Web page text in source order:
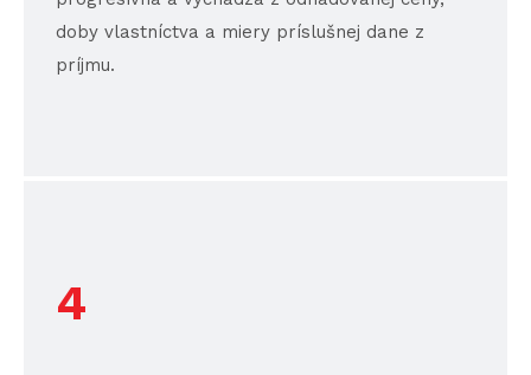
doby vlastníctva a miery príslušnej dane z
príjmu.
4